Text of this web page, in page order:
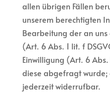
allen übrigen Fällen
unserem berechtigten
Bearbeitung der an
(Art. 6 Abs. 1 lit. f
Einwilligung (Art. 6
diese abgefragt wurde;
jederzeit widerrufbar.